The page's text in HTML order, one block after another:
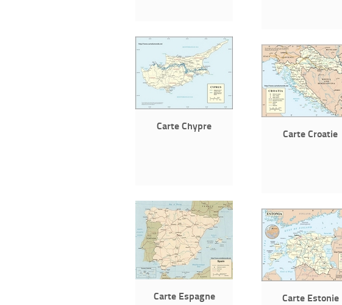
Carte Chypre
Carte Croatie
Carte Espagne Carte Estonie